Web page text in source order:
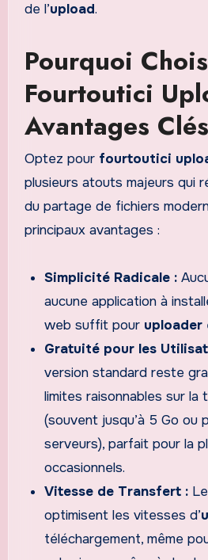
de l’upload.
Pourquoi
Fourtoutici
Avantages Clés
Optez pour fourtoutici
plusieurs atouts majeurs qui
du partage de fichiers
principaux avantages :
Simplicité Radicale :
aucune application à
web suffit pour uploader
Gratuité pour les
version standard reste
limites raisonnables sur la
(souvent jusqu’à 5 Go ou
serveurs), parfait pour la
occasionnels.
Vitesse de Transfert :
optimisent les vitesses d’
téléchargement, même